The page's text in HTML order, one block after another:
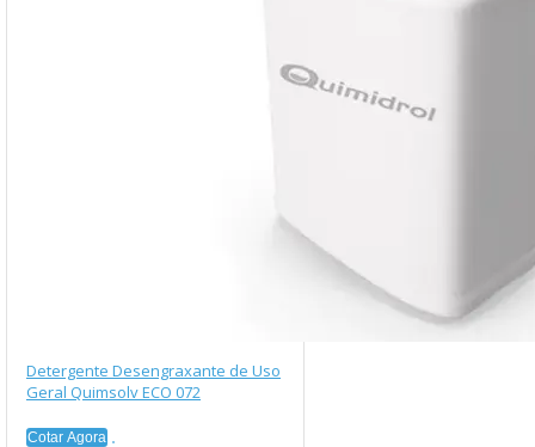
Detergente Desengraxante de Uso
Geral Quimsolv ECO 072
Cotar Agora